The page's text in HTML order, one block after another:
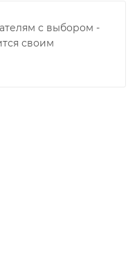
с выбором -
своим